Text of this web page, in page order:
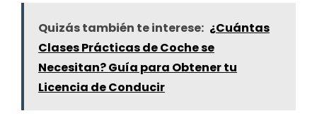
Quizás también te interese: ¿Cuántas
Clases Prácticas de Coche se
Necesitan? Guía para Obtener tu
Licencia de Conducir